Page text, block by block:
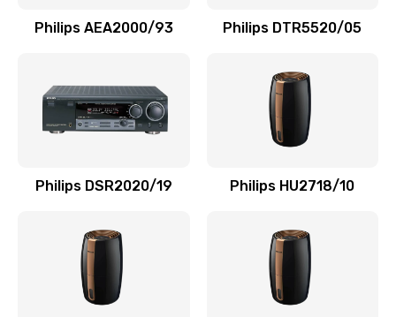
Ремонт микросхемы NFC
1100 руб.
Замена разъема наушников
Ремонт микросхемы управления
Philips AEA2000/93 Philips DTR5520/05
Philips DSR2020/19 Philips HU2718/10